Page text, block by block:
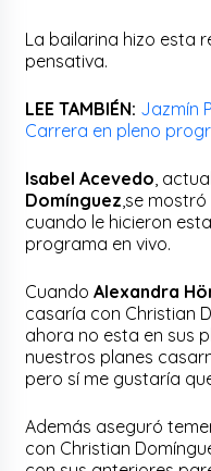
La bailarina hizo esta
pensativa.
LEE TAMBIÉN: Jazmín
Carrera en pleno
Isabel Acevedo ,
Domínguez ,se
cuando le hicieron
programa en vivo.
CuandoAlexandra
casaría con Christian
ahora no esta en sus
nuestros planes
pero sí me gustaría
Además aseguró
con Christian